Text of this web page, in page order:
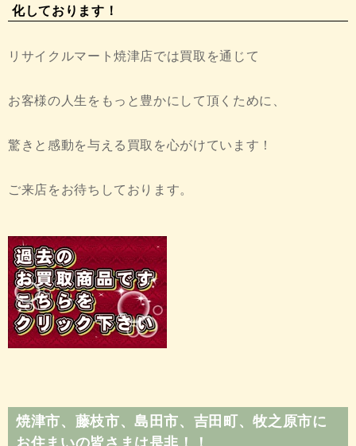
化しております！
リサイクルマート焼津店では買取を通じて
お客様の人生をもっと豊かにして頂くために、
驚きと感動を与える買取を心がけています！
ご来店をお待ちしております。
焼津市、藤枝市、島田市、吉田町、牧之原市に